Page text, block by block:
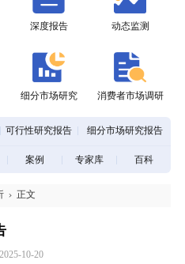
深度报告 动态监测
细分市场研究 消费者市场调研
可行性研究报告 细分市场研究报告
案例 专家库 百科
正文
10-20